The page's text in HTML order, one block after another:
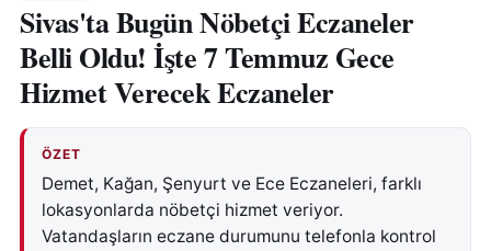
Sivas'ta Bugün Nöbetçi Eczaneler
Belli Oldu! İşte 7 Temmuz Gece
Hizmet Verecek Eczaneler
ÖZET
Demet, Kağan, Şenyurt ve Ece Eczaneleri, farklı
lokasyonlarda nöbetçi hizmet veriyor.
Vatandaşların eczane durumunu telefonla kontrol